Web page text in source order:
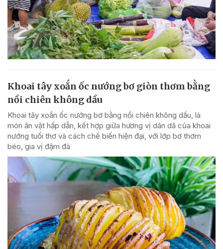
Khoai tây xoắn ốc nướng bơ giòn thơm bằng
nồi chiên không dầu
Khoai tây xoắn ốc nướng bơ bằng nồi chiên không dầu, là
món ăn vặt hấp dẫn, kết hợp giữa hương vị dân dã của khoai
nướng tuổi thơ và cách chế biến hiện đại, với lớp bơ thơm
béo, gia vị đậm đà